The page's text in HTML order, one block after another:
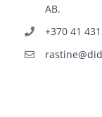
AB.
+370 41